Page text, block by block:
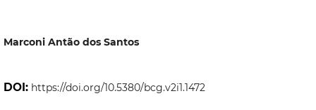
Marconi Antão dos Santos
DOI: https://doi.org/10.5380/bcg.v2i1.1472